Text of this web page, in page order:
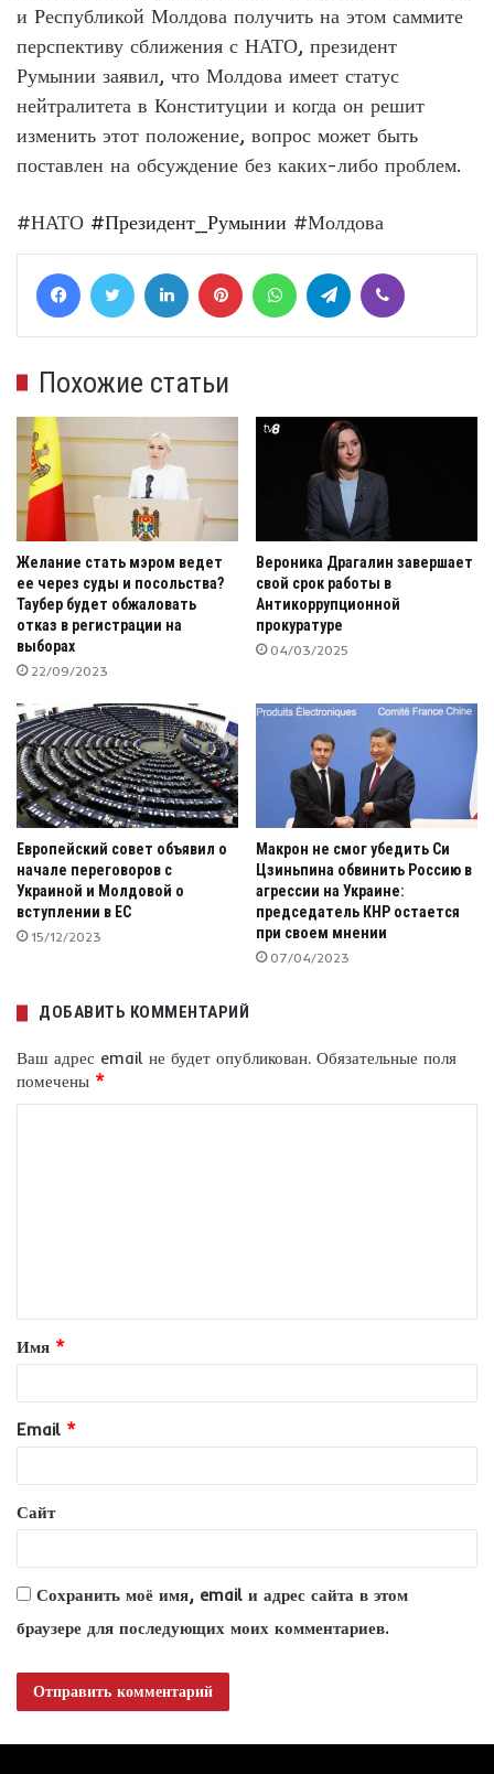
и Республикой Молдова получить на этом саммите
перспективу сближения с НАТО, президент
Румынии заявил, что Молдова имеет статус
нейтралитета в Конституции и когда он решит
изменить этот положение, вопрос может быть
поставлен на обсуждение без каких-либо проблем.
#НАТО #Президент_Румынии #Молдова
FacebookTwitter LinkedIn Pinterest WhatsAppTelegram
Похожие статьи
Желание стать мэром ведет
ее через суды и посольства?
Таубер будет обжаловать
отказ в регистрации на
выборах
22/09/2023
Вероника Драгалин завершает
свой срок работы в
Антикоррупционной
прокуратуре
04/03/2025
Европейский совет объявил о
начале переговоров с
Украиной и Молдовой о
вступлении в ЕС
15/12/2023
Макрон не смог убедить Си
Цзиньпина обвинить Россию в
агрессии на Украине:
председатель КНР остается
при своем мнении
07/04/2023
ДОБАВИТЬ КОММЕНТАРИЙ
Ваш адрес email не будет опубликован. Обязательные поля
помечены *
т
а
и
й
*
Имя *
Email *
Сайт
Сохранить моё имя, email и адрес сайта в этом
браузере для последующих моих комментариев.